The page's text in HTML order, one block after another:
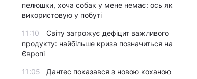
пелюшки, хоча собак у мене немає: ось як
використовую у побуті
11:10
Світу загрожує дефіцит важливого
продукту: найбільше криза позначиться на
Європі
11:05
Дантес показався з новою коханою